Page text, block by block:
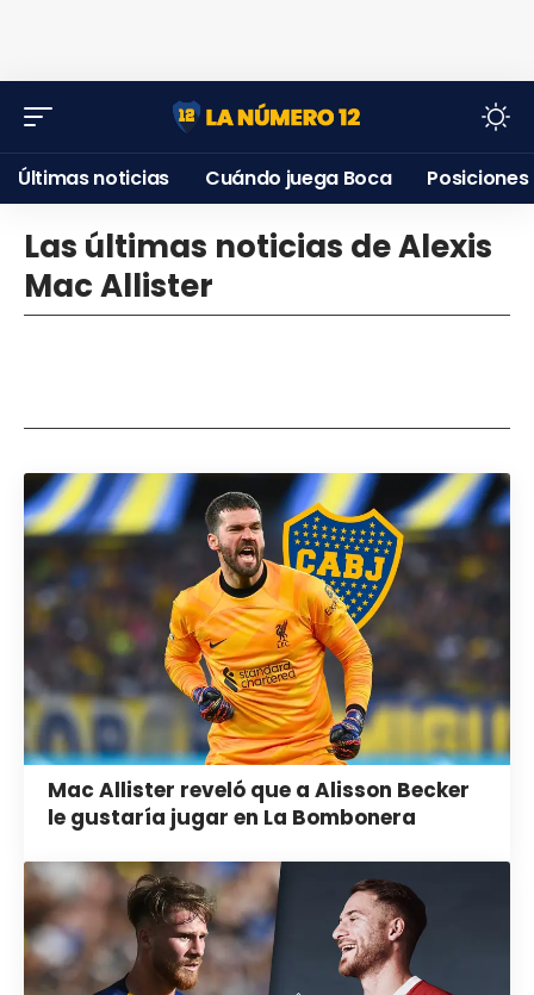
Últimas noticias Cuándo juega Boca Posiciones
Las últimas noticias de Alexis
Mac Allister
Mac Allister reveló que a Alisson Becker
le gustaría jugar en La Bombonera